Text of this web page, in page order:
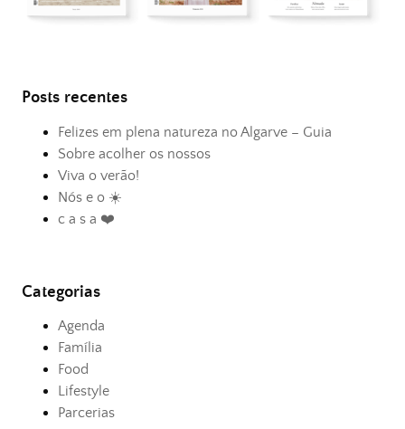
Posts recentes
Felizes em plena natureza no Algarve – Guia
Sobre acolher os nossos
Viva o verão!
Nós e o ☀️
c a s a ❤️
Categorias
Agenda
Família
Food
Lifestyle
Parcerias